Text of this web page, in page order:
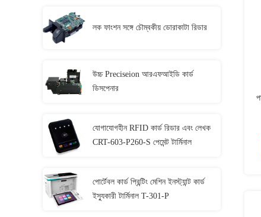
লক ফাংশন সঙ্গে চৌম্বকীয় ডোরাকাটা রিডার
উচ্চ Preciseion আরএফআইডি কার্ড
ডিসপেনার
যোগাযোগহীন RFID কার্ড রিডার এবং লেখক
CRT-603-P260-S পেমেন্ট টার্মিনাল
পোর্টেবল কার্ড প্রিন্টিং মেশিন ইনস্ট্যান্ট কার্ড
ইস্যুকারী টার্মিনাল T-301-P